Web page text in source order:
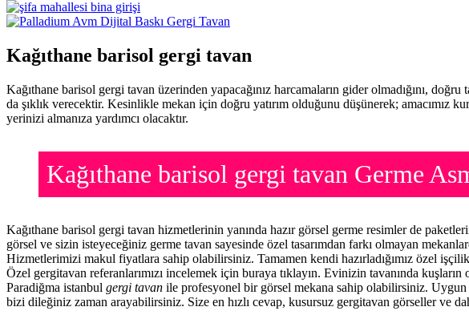
Kağıthane barisol gergi tavan
Kağıthane barisol gergi tavan üzerinden yapacağınız harcamaların gider olmadığını, doğru
da şıklık verecektir. Kesinlikle mekan için doğru yatırım olduğunu düşünerek; amacımız
yerinizi almanıza yardımcı olacaktır.
Kağıthane barisol gergi tavan Germe
Kağıthane barisol gergi tavan hizmetlerinin yanında hazır görsel germe resimler de
görsel ve sizin isteyeceğiniz germe tavan sayesinde özel tasarımdan farkı olmayan
Hizmetlerimizi makul fiyatlara sahip olabilirsiniz. Tamamen kendi hazırladığımız özel
Özel gergitavan referanlarımızı incelemek için buraya tıklayın. Evinizin tavanında
Paradiğma istanbul gergi tavan ile profesyonel bir görsel mekana sahip olabilirsiniz. Uygun
bizi dileğiniz zaman arayabilirsiniz. Size en hızlı cevap, kusursuz gergitavan görseller ve